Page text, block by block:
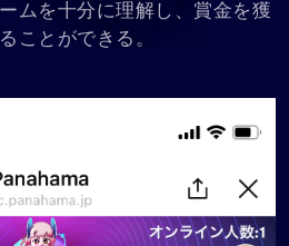
ムを十分に理解し、賞金を獲
ことができる。